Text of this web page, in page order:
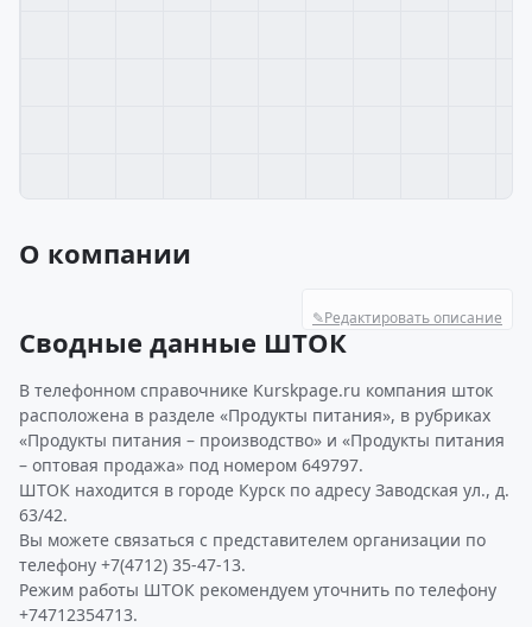
О компании
✎Редактировать описание
Сводные данные ШТОК
В телефонном справочнике Kurskpage.ru компания шток
расположена в разделе «Продукты питания», в рубриках
«Продукты питания – производство» и «Продукты питания
– оптовая продажа» под номером 649797.
ШТОК находится в городе Курск по адресу Заводская ул., д.
63/42.
Вы можете связаться с представителем организации по
телефону +7(4712) 35-47-13.
Режим работы ШТОК рекомендуем уточнить по телефону
+74712354713.